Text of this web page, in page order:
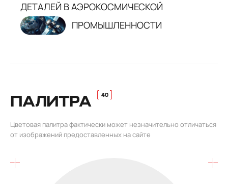
ДЕТАЛЕЙ В АЭРОКОСМИЧЕСКОЙ
ПРОМЫШЛЕННОСТИ
ПАЛИТРА
Цветовая палитра фактически может незначительно отличаться
от изображений предоставленных на сайте